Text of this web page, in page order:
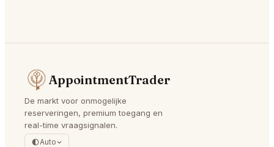
AppointmentTrader
De markt voor onmogelijke
reserveringen, premium toegang en
real-time vraagsignalen.
Auto